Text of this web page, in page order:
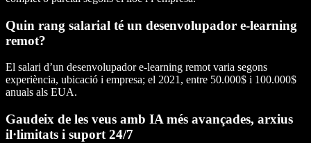
Quin rang salarial té un desenvolupador e-learning
remot?
El salari d’un desenvolupador e-learning remot varia segons
experiència, ubicació i empresa; el 2021, entre 50.000$ i 100.000$
anuals als EUA.
Gaudeix de les veus amb IA més avançades, arxius
il·limitats i suport 24/7